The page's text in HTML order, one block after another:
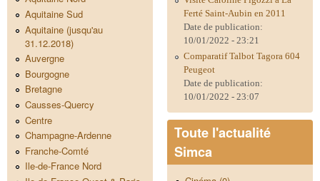
Aquitaine Sud
Aquitaine (jusqu'au
31.12.2018)
Auvergne
Bourgogne
Bretagne
Causses-Quercy
Centre
Champagne-Ardenne
Franche-Comté
Ile-de-France Nord
Ferté Saint-Aubin en 2011
Date de publication:
10/01/2022 - 23:21
Comparatif Talbot Tagora 604
Peugeot
Date de publication:
10/01/2022 - 23:07
Toute l'actualité
Simca